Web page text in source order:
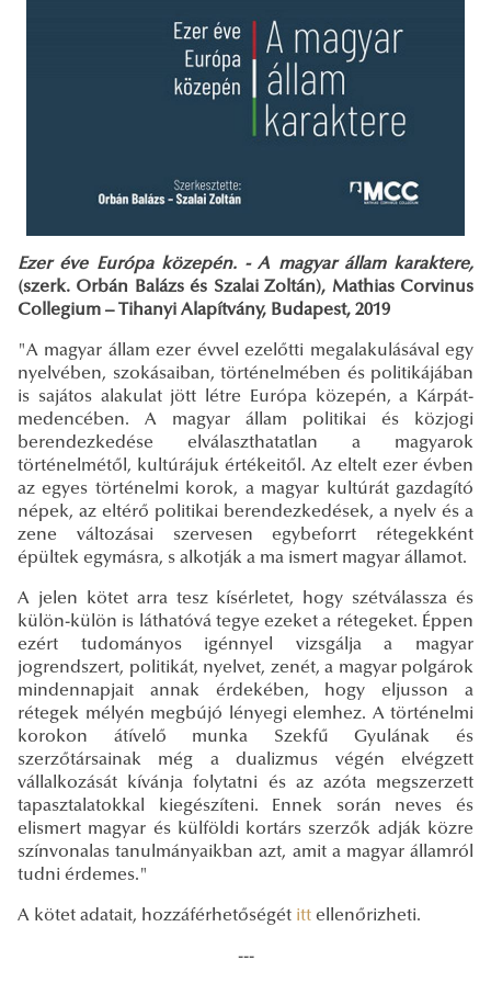
Ezer éve Európa közepén. - A magyar állam karaktere,
(szerk. Orbán Balázs és Szalai Zoltán), Mathias Corvinus
Collegium – Tihanyi Alapítvány, Budapest, 2019
"A magyar állam ezer évvel ezelőtti megalakulásával egy
nyelvében, szokásaiban, történelmében és politikájában
is sajátos alakulat jött létre Európa közepén, a Kárpát-
medencében. A magyar állam politikai és közjogi
berendezkedése elválaszthatatlan a magyarok
történelmétől, kultúrájuk értékeitől. Az eltelt ezer évben
az egyes történelmi korok, a magyar kultúrát gazdagító
népek, az eltérő politikai berendezkedések, a nyelv és a
zene változásai szervesen egybeforrt rétegekként
épültek egymásra, s alkotják a ma ismert magyar államot.
A jelen kötet arra tesz kísérletet, hogy szétválassza és
külön-külön is láthatóvá tegye ezeket a rétegeket. Éppen
ezért tudományos igénnyel vizsgálja a magyar
jogrendszert, politikát, nyelvet, zenét, a magyar polgárok
mindennapjait annak érdekében, hogy eljusson a
rétegek mélyén megbújó lényegi elemhez. A történelmi
korokon átívelő munka Szekfű Gyulának és
szerzőtársainak még a dualizmus végén elvégzett
vállalkozását kívánja folytatni és az azóta megszerzett
tapasztalatokkal kiegészíteni. Ennek során neves és
elismert magyar és külföldi kortárs szerzők adják közre
színvonalas tanulmányaikban azt, amit a magyar államról
tudni érdemes."
A kötet adatait, hozzáférhetőségét itt ellenőrizheti.
---